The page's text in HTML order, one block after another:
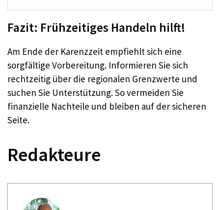
Fazit: Frühzeitiges Handeln hilft!
Am Ende der Karenzzeit empfiehlt sich eine
sorgfältige Vorbereitung. Informieren Sie sich
rechtzeitig über die regionalen Grenzwerte und
suchen Sie Unterstützung. So vermeiden Sie
finanzielle Nachteile und bleiben auf der sicheren
Seite.
Redakteure